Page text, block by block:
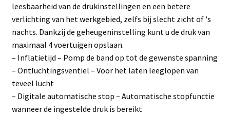
leesbaarheid van de drukinstellingen en een betere
verlichting van het werkgebied, zelfs bij slecht zicht of 's
nachts. Dankzij de geheugeninstelling kunt u de druk van
maximaal 4 voertuigen opslaan.
– Inflatietijd – Pomp de band op tot de gewenste spanning
– Ontluchtingsventiel – Voor het laten leeglopen van
teveel lucht
– Digitale automatische stop – Automatische stopfunctie
wanneer de ingestelde druk is bereikt